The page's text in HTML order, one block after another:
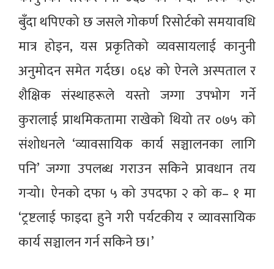
बुँदा थपिएको छ जसले गोकर्ण रिसोर्टको समयावधि
मात्र होइन, यस प्रकृतिको व्यवसायलाई कानुनी
अनुमोदन समेत गर्दछ। ०६४ को ऐनले अस्पताल र
शैक्षिक संस्थाहरूले यस्तो जग्गा उपभोग गर्ने
कुरालाई प्राथमिकतामा राखेको थियो तर ०७५ को
संशोधनले ‘व्यावसायिक कार्य सञ्चालनका लागि
पनि’ जग्गा उपलब्ध गराउन सकिने प्रावधान तय
गर्‍यो। ऐनको दफा ५ को उपदफा २ को क– १ मा
‘ट्रष्टलाई फाइदा हुने गरी पर्यटकीय र व्यावसायिक
कार्य सञ्चालन गर्न सकिने छ।’